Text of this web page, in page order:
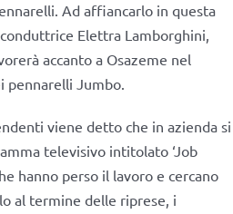
Ad affiancarlo in questa
Elettra Lamborghini,
accanto a Osazeme nel
pennarelli Jumbo.
viene detto che in azienda si
televisivo intitolato ‘Job
hanno perso il lavoro e cercano
al termine delle riprese, i